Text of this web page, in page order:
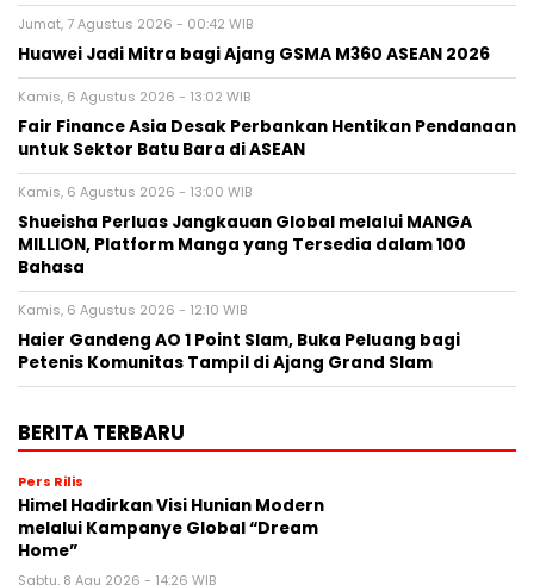
Jumat, 7 Agustus 2026 - 00:42 WIB
Huawei Jadi Mitra bagi Ajang GSMA M360 ASEAN 2026
Kamis, 6 Agustus 2026 - 13:02 WIB
Fair Finance Asia Desak Perbankan Hentikan Pendanaan
untuk Sektor Batu Bara di ASEAN
Kamis, 6 Agustus 2026 - 13:00 WIB
Shueisha Perluas Jangkauan Global melalui MANGA
MILLION, Platform Manga yang Tersedia dalam 100
Bahasa
Kamis, 6 Agustus 2026 - 12:10 WIB
Haier Gandeng AO 1 Point Slam, Buka Peluang bagi
Petenis Komunitas Tampil di Ajang Grand Slam
BERITA TERBARU
Pers Rilis
Himel Hadirkan Visi Hunian Modern
melalui Kampanye Global “Dream
Home”
Sabtu, 8 Agu 2026 - 14:26 WIB